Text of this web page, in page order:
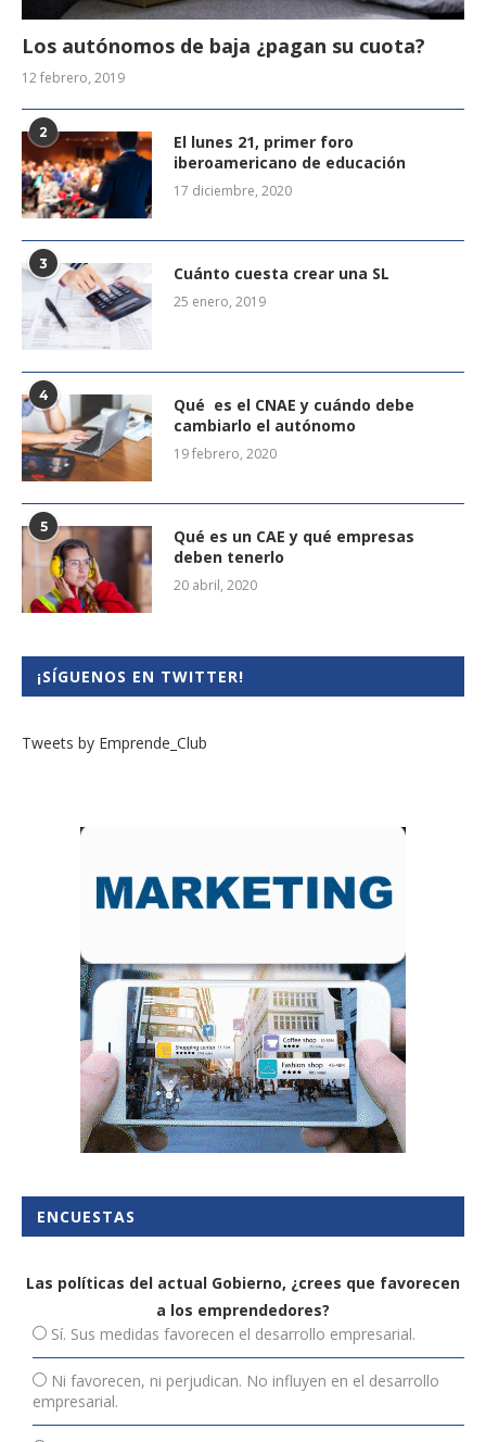
Los autónomos de baja ¿pagan su cuota?
12 febrero, 2019
2
El lunes 21, primer foro
iberoamericano de educación
17 diciembre, 2020
3 Cuánto cuesta crear una SL
25 enero, 2019
4
Qué es el CNAE y cuándo debe
cambiarlo el autónomo
19 febrero, 2020
5
Qué es un CAE y qué empresas
deben tenerlo
20 abril, 2020
¡SÍGUENOS EN TWITTER!
Tweets by Emprende_Club
ENCUESTAS
Las políticas del actual Gobierno, ¿crees que favorecen
a los emprendedores?
Sí. Sus medidas favorecen el desarrollo empresarial.
Ni favorecen, ni perjudican. No influyen en el desarrollo
empresarial.